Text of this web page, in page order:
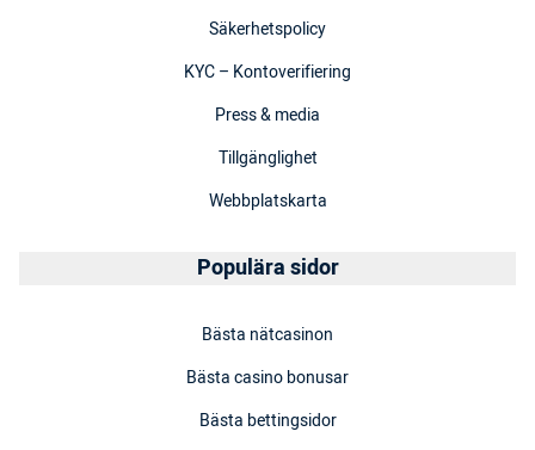
Säkerhetspolicy
KYC – Kontoverifiering
Press & media
Tillgänglighet
Webbplatskarta
Populära sidor
Bästa nätcasinon
Bästa casino bonusar
Bästa bettingsidor